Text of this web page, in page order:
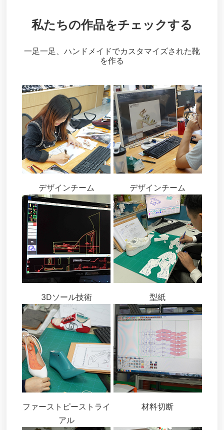
私たちの作品をチェックする
一足一足、ハンドメイドでカスタマイズされた靴
を作る
デザインチーム デザインチーム
3Dソール技術 型紙
ファーストピーストライ
アル
材料切断